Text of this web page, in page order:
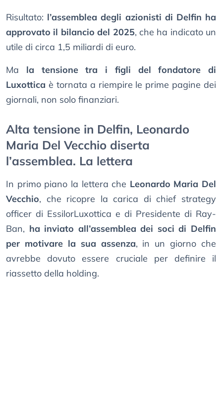
Risultato: l’assemblea degli azionisti di Delfin ha
approvato il bilancio del 2025, che ha indicato un
utile di circa 1,5 miliardi di euro.
Ma la tensione tra i figli del fondatore di
Luxottica è tornata a riempire le prime pagine dei
giornali, non solo finanziari.
Alta tensione in Delfin, Leonardo
Maria Del Vecchio diserta
l’assemblea. La lettera
In primo piano la lettera che Leonardo Maria Del
Vecchio, che ricopre la carica di chief strategy
officer di EssilorLuxottica e di Presidente di Ray-
Ban, ha inviato all’assemblea dei soci di Delfin
per motivare la sua assenza, in un giorno che
avrebbe dovuto essere cruciale per definire il
riassetto della holding.